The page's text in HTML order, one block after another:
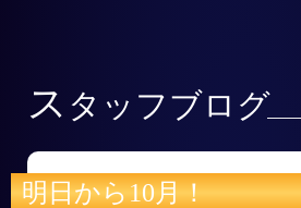
ス タッフブログ
明日から10月！